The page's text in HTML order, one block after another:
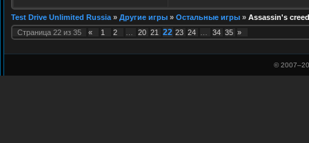
Test Drive Unlimited Russia » Другие игры » Остальные игры » Assassin's creed
Страница 22 из 35 « 1 2 20 21 22 23 24 34 35 »
© 2007–